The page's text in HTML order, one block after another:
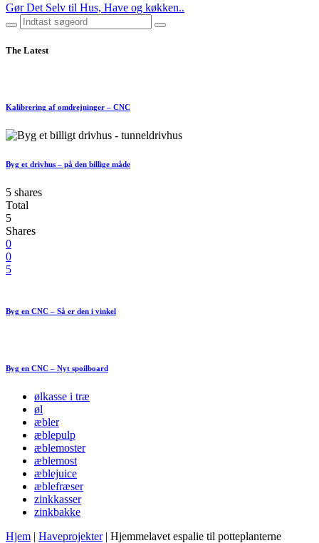
Gør Det Selv til Hus, Have og køkken..
The Latest
Kalibrering af omdrejninger – CNC
Byg et drivhus – på den billige måde
5 shares
Total
5
Shares
0
0
5
Byg en CNC – Så er den i vinkel
Byg en CNC – Nyt spoilboard
ølkasse i træ
øl
æbler
æblepulp
æblemoster
æblemost
æblejuice
æblefræser
zinkkasser
zinkbakke
Hjem | Haveprojekter | Hjemmelavet espalie til potteplanterne